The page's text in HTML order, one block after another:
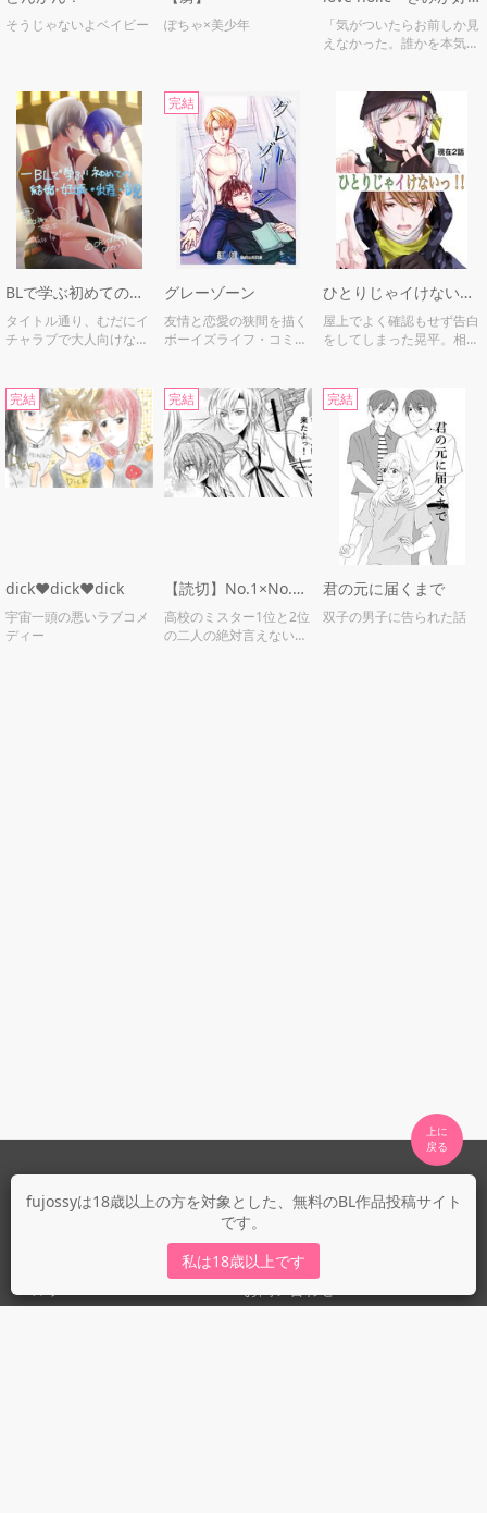
fujossyは18歳以上の方を対象とした、無料のBL作品投稿サイト
です。
私は18歳以上です
そうじゃないよベイビー ぽちゃ×美少年
「気がついたらお前しか見
えなかった。誰かを本気で
BLで学ぶ初めての結婚、妊娠、出産、育児②※成人向け
タイトル通り、むだにイ
チャラブで大人向けなハ
完結
グレーゾーン
友情と恋愛の狭間を描く
ボーイズライフ・コミッ
ひとりじゃイけないっ！！
屋上でよく確認もせず告白
をしてしまった晃平。相手
完結
dick❤️dick❤️dick
宇宙一頭の悪いラブコメ
ディー
完結
【読切】No.1×No.2（ナンバーワンツ―)【完結】
高校のミスター1位と2位
の二人の絶対言えない秘
完結
君の元に届くまで
双子の男子に告られた話
上に
fujossyについて
fujossy運営ブログ